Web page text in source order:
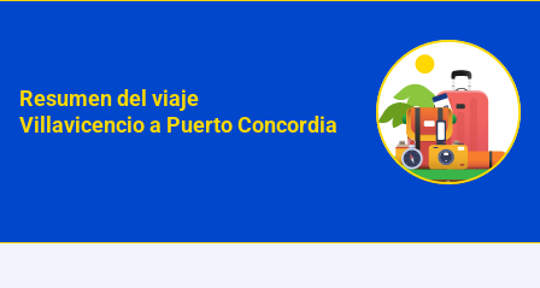
Resumen del viaje
Villavicencio a Puerto Concordia